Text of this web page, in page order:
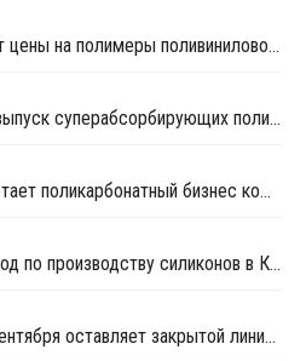
Компания Sekisui повышает цены на полимеры поливинилового спирта
Nippon Shokubai нарастит выпуск суперабсорбирующих полимеров
Sumitomo Bakelite приобретает поликарбонатный бизнес компании AGC
Shin-Etsu строит новый завод по производству силиконов в Китае
Tokuyama Corporation до сентября оставляет закрытой линию ЭДХ № 2 в Токуяме